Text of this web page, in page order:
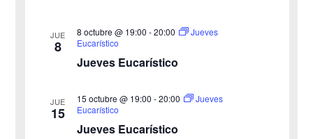
JUE
8
Jueves Eucarístico
8 octubre @ 19:00 -20:00
Jueves
Eucarístico
JUE
15
Jueves Eucarístico
15 octubre @ 19:00 -20:00
Jueves
Eucarístico